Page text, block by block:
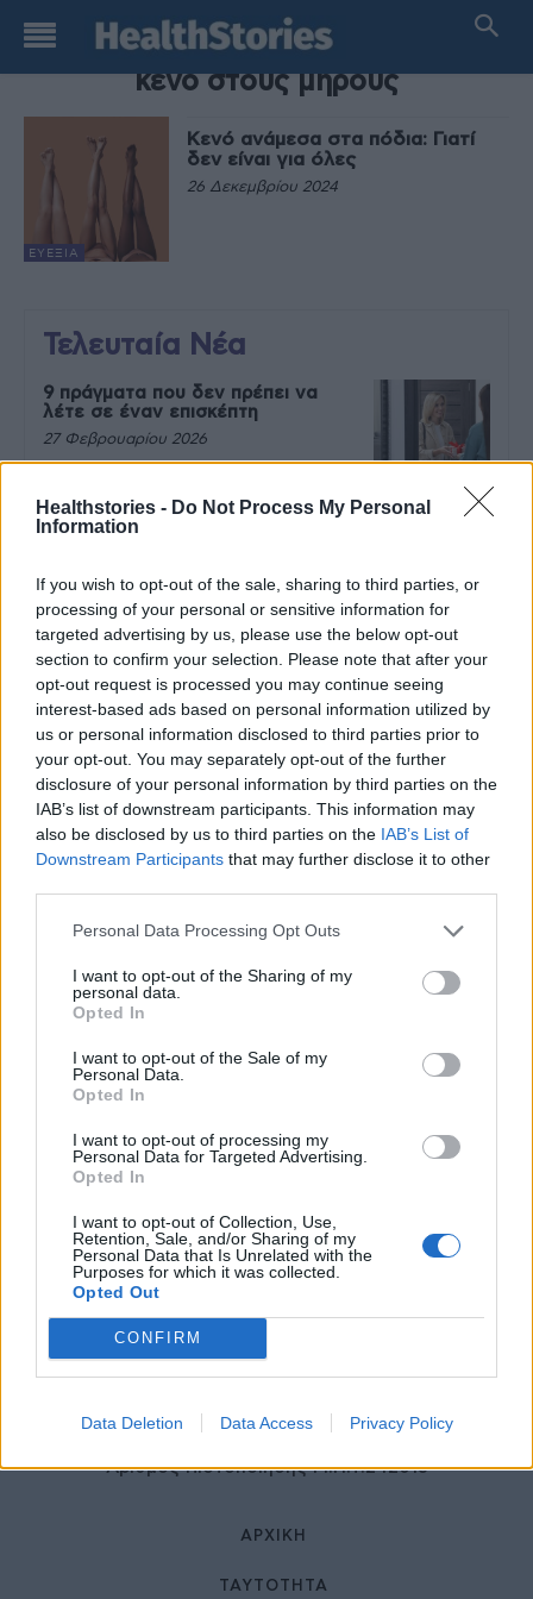
Healthstories - Do Not Process My Personal
Information
If you wish to opt-out of the sale, sharing to third parties, or
processing of your personal or sensitive information for
targeted advertising by us, please use the below opt-out
section to confirm your selection. Please note that after your
opt-out request is processed you may continue seeing
interest-based ads based on personal information utilized by
us or personal information disclosed to third parties prior to
your opt-out. You may separately opt-out of the further
disclosure of your personal information by third parties on the
IAB’s list of downstream participants. This information may
also be disclosed by us to third parties on the IAB’s List of
Downstream Participants that may further disclose it to other
Personal Data Processing Opt Outs
I want to opt-out of the Sharing of my
personal data.
Opted In
I want to opt-out of the Sale of my
Personal Data.
Opted In
I want to opt-out of processing my
Personal Data for Targeted Advertising.
Opted In
I want to opt-out of Collection, Use,
Retention, Sale, and/or Sharing of my
Personal Data that Is Unrelated with the
Purposes for which it was collected.
Opted Out
CONFIRM
Data Deletion Data Access Privacy Policy
TAG
κενό στους μηρούς
ΕΥΕΞΊΑ
Κενό ανάμεσα στα πόδια: Γιατί
δεν είναι για όλες
26 Δεκεμβρίου 2024
Τελευταία Νέα
9 πράγματα που δεν πρέπει να
λέτε σε έναν επισκέπτη
27 Φεβρουαρίου 2026
την υποστήριξη της Be-Live
27 Φεβρουαρίου 2026
Μεταπροπονητική πείνα: Ο λόγος
που θέλεις να καταβροχθίσεις τα
πάντα μετά την άσκηση
27 Φεβρουαρίου 2026
Ωρίων – Σπάνια νοσήματα
συνδέονται με μνημεία που
27 Φεβρουαρίου 2026
Γεωργιάδης: Πολλαπλά οφέλη από
τη συνεργασία δημοσίου και
27 Φεβρουαρίου 2026
© HealthStories - All rights reserved.
Αριθμός Πιστοποίησης Μ.Η.Τ.242013
ΑΡΧΙΚΉ
ΤΑΥΤΌΤΗΤΑ